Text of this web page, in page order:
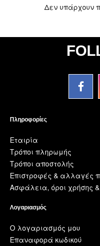
Δεν υπάρχουν
Πληροφορίες
Εταιρία
Τρόποι πληρωμής
Τρόποι αποστολής
Επιστροφές & αλλαγές
Ασφάλεια, όροι χρήσης
Λογαριασμός
Ο λογαριασμός μου
Επαναφορά κωδικού